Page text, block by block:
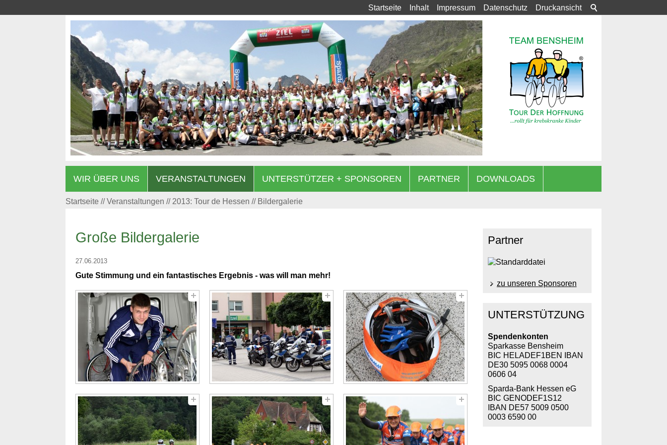
Startseite Inhalt Impressum Datenschutz Druckansicht
WIR ÜBER UNS VERANSTALTUNGEN UNTERSTÜTZER + SPONSOREN PARTNER DOWNLOADS
Startseite Veranstaltungen 2013: Tour de Hessen Bildergalerie
Große Bildergalerie
27.06.2013
Gute Stimmung und ein fantastisches Ergebnis - was will man mehr!
Partner
zu unseren Sponsoren
UNTERSTÜTZUNG
Spendenkonten
Sparkasse Bensheim
BIC HELADEF1BEN IBAN
DE30 5095 0068 0004
0606 04
Sparda-Bank Hessen eG
BIC GENODEF1S12
IBAN DE57 5009 0500
0003 6590 00